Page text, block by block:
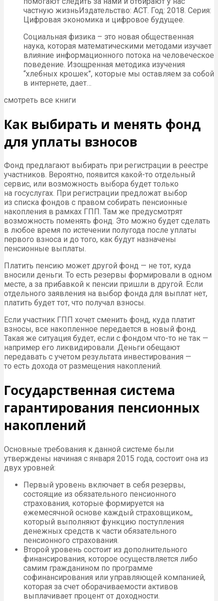
частную жизньИздательство: АСТ. Год: 2018. Серия:
Цифровая экономика и цифровое будущее.
Социальная физика – это новая общественная
наука, которая математическими методами изучает
влияние информационного потока на человеческое
поведение. Изощренная методика изучения
“хлебных крошек”, которые мы оставляем за собой
в интернете, дает…
смотреть все книги
Как выбирать и менять фонд
для уплаты взносов
Фонд предлагают выбирать при регистрации в реестре
участников. Вероятно, появится какой-то отдельный
сервис, или возможность выбора будет только
на госуслугах. При регистрации предложат выбор
из списка фондов с правом собирать пенсионные
накопления в рамках ГПП. Там же предусмотрят
возможность поменять фонд. Это можно будет сделать
в любое время по истечении полугода после уплаты
первого взноса и до того, как будут назначены
пенсионные выплаты.
Платить пенсию может другой фонд — не тот, куда
вносили деньги. То есть резервы формировали в одном
месте, а за прибавкой к пенсии пришли в другой. Если
отдельного заявления на выбор фонда для выплат нет,
платить будет тот, что получал взносы.
Если участник ГПП хочет сменить фонд, куда платит
взносы, все накопленное передается в новый фонд.
Такая же ситуация будет, если с фондом что-то не так —
например его ликвидировали. Деньги обещают
передавать с учетом результата инвестирования —
то есть дохода от размещения накоплений.
Государственная система
гарантирования пенсионных
накоплений
Основные требования к данной системе были
утверждены начиная с января 2015 года, состоит она из
двух уровней:
Первый уровень включает в себя резервы,
состоящие из обязательного пенсионного
страхования, которые формируется на
ежемесячной основе каждый страховщиком,,
который выполняют функцию поступления
денежных средств к части обязательного
пенсионного страхования.
Второй уровень состоит из дополнительного
финансирования, которое осуществляется либо
самим гражданином по программе
софинансирования или управляющей компанией,
которая за счет оборачиваемости активов
выплачивает процент от доходности.